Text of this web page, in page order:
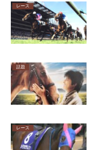
レース
話題
レース